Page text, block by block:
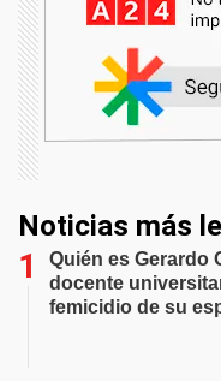
Noticias más
Quién es Gerardo
docente
femicidio de su